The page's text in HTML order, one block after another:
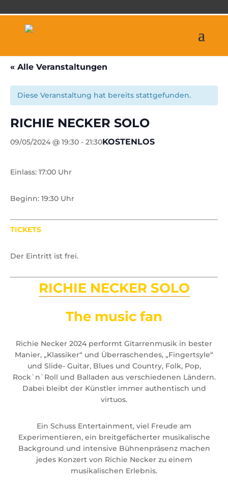
« Alle Veranstaltungen
Diese Veranstaltung hat bereits stattgefunden.
RICHIE NECKER SOLO
09/05/2024 @ 19:30 - 21:30KOSTENLOS
Einlass: 17:00 Uhr
Beginn: 19:30 Uhr
TICKETS
Der Eintritt ist frei.
RICHIE NECKER SOLO
The music fan
Richie Necker 2024 performt Gitarrenmusik in bester
Manier, „Klassiker“ und Überraschendes, „Fingertsyle“
und Slide- Guitar, Blues und Country, Folk, Pop,
Rock`n`Roll und Balladen aus verschiedenen Ländern.
Dabei bleibt der Künstler immer authentisch und
virtuos.
Ein Schuss Entertainment, viel Freude am
Experimentieren, ein breitgefächerter musikalische
Background und intensive Bühnenpräsenz machen
jedes Konzert von Richie Necker zu einem
musikalischen Erlebnis.